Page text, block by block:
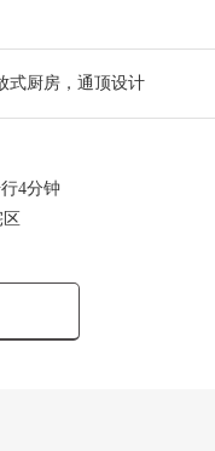
式厨房，通顶设计
4分钟
各地方从属于存储